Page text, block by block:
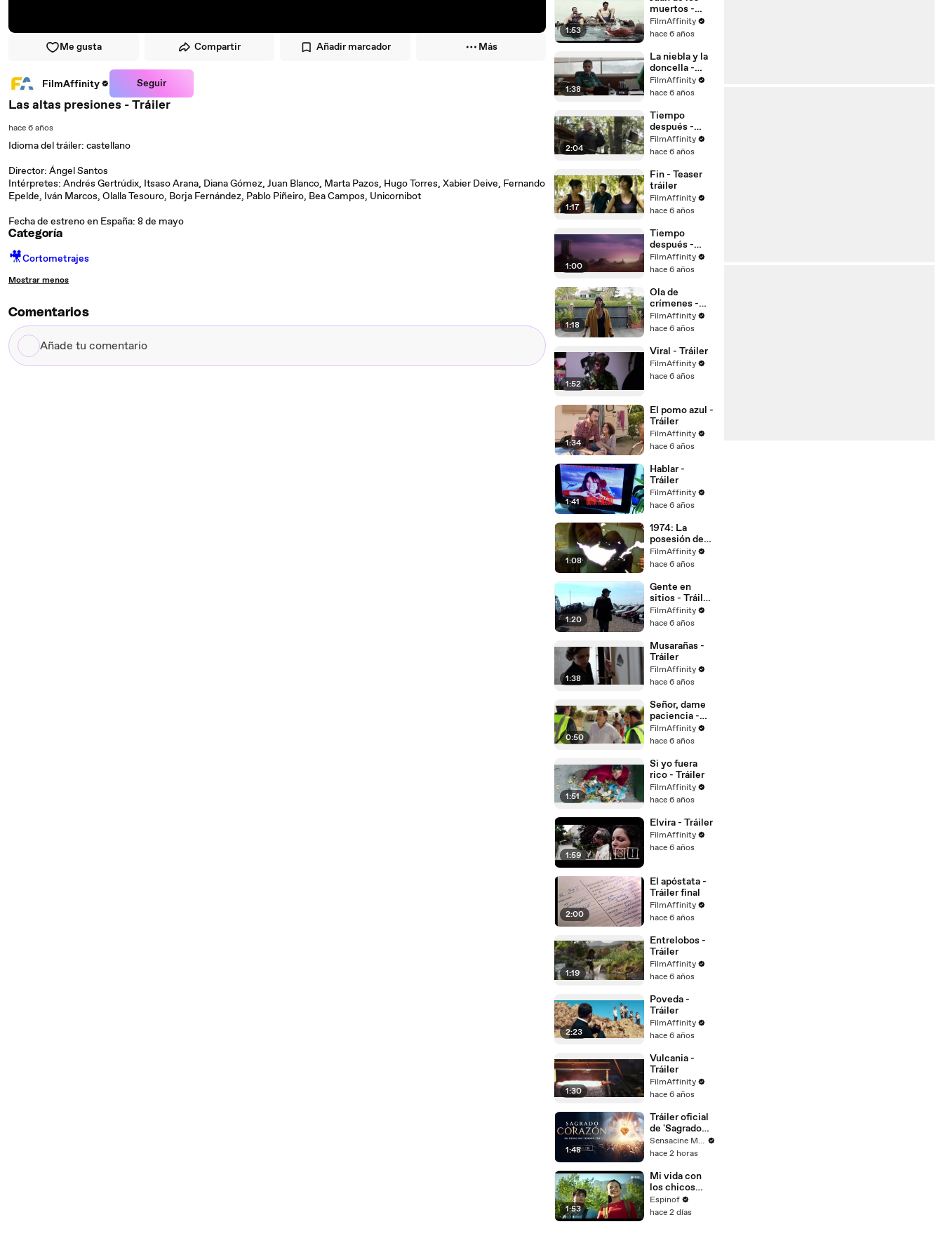
Me gusta Compartir Añadir marcador Más
FilmAffinity Seguir
Las altas presiones - Tráiler
hace 6 años
Idioma del tráiler: castellano
Director: Ángel Santos
Intérpretes: Andrés Gertrúdix, Itsaso Arana, Diana Gómez, Juan Blanco, Marta Pazos, Hugo Torres, Xabier Deive, Fernando
Epelde, Iván Marcos, Olalla Tesouro, Borja Fernández, Pablo Piñeiro, Bea Campos, Unicornibot
Fecha de estreno en España: 8 de mayo
Categoría
🎥Cortometrajes
Mostrar menos
Comentarios
Añade
tu
1:53
muertos -
Tráiler
español
FilmAffinity
hace 6 años
1:38
La niebla y la
doncella -
Tráiler final
FilmAffinity
hace 6 años
2:04
Tiempo
después -
Tráiler final
FilmAffinity
hace 6 años
1:17
Fin - Teaser
tráiler
FilmAffinity
hace 6 años
1:00
Tiempo
después -
Teaser tráiler
FilmAffinity
hace 6 años
1:18
Ola de
crímenes -
Tráiler
FilmAffinity
hace 6 años
1:52
Viral - Tráiler
FilmAffinity
hace 6 años
1:34
El pomo azul -
Tráiler
FilmAffinity
hace 6 años
1:41
Hablar -
Tráiler
FilmAffinity
hace 6 años
1:08
1974: La
posesión de
Altair - Tráiler
español
FilmAffinity
hace 6 años
1:20
Gente en
sitios - Tráiler
final
FilmAffinity
hace 6 años
1:38
Musarañas -
Tráiler
FilmAffinity
hace 6 años
0:50
Señor, dame
paciencia -
Teaser tráiler
FilmAffinity
hace 6 años
1:51
Si yo fuera
rico - Tráiler
FilmAffinity
hace 6 años
1:59
Elvira - Tráiler
FilmAffinity
hace 6 años
2:00
El apóstata -
Tráiler final
FilmAffinity
hace 6 años
1:19
Entrelobos -
Tráiler
FilmAffinity
hace 6 años
2:23
Poveda -
Tráiler
FilmAffinity
hace 6 años
1:30
Vulcania -
Tráiler
FilmAffinity
hace 6 años
1:48
Tráiler oficial
de 'Sagrado
Corazón, su
Reino no
Sensacine México
hace 2 horas
1:53
Mi vida con
los chicos
Walter -
Trailer
Espinof
hace 2 días